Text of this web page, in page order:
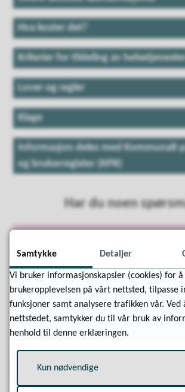
Hva koster det?
Kriterier for tildeling av
Lover og regler
Klage
Informasjon deles med Kommunalt
og brukerregister (KPR)
Har du noen
Avdeling Forvaltning og
Forvaltning og koordinering
E-post
Telefon
38 25 70 00
Ikke send personsensitiv informasjon
eksempel helseopplysninger i e-post
Send personsensitv post sikkert til
Samtykke Detaljer
Vi bruker informasjonskapsler (cookies) for
brukeropplevelsen på vårt nettsted, tilpasse
funksjoner samt analysere trafikken vår.
nettstedet, samtykker du til vår bruk av
henhold til denne erklæringen.
Kun nødvendige